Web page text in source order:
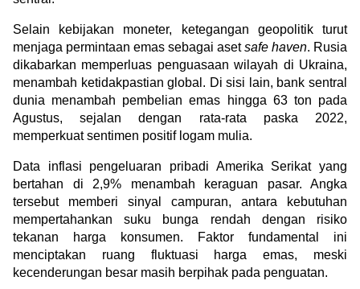
Selain kebijakan moneter, ketegangan geopolitik turut
menjaga permintaan emas sebagai aset safe haven. Rusia
dikabarkan memperluas penguasaan wilayah di Ukraina,
menambah ketidakpastian global. Di sisi lain, bank sentral
dunia menambah pembelian emas hingga 63 ton pada
Agustus, sejalan dengan rata-rata paska 2022,
memperkuat sentimen positif logam mulia.
Data inflasi pengeluaran pribadi Amerika Serikat yang
bertahan di 2,9% menambah keraguan pasar. Angka
tersebut memberi sinyal campuran, antara kebutuhan
mempertahankan suku bunga rendah dengan risiko
tekanan harga konsumen. Faktor fundamental ini
menciptakan ruang fluktuasi harga emas, meski
kecenderungan besar masih berpihak pada penguatan.